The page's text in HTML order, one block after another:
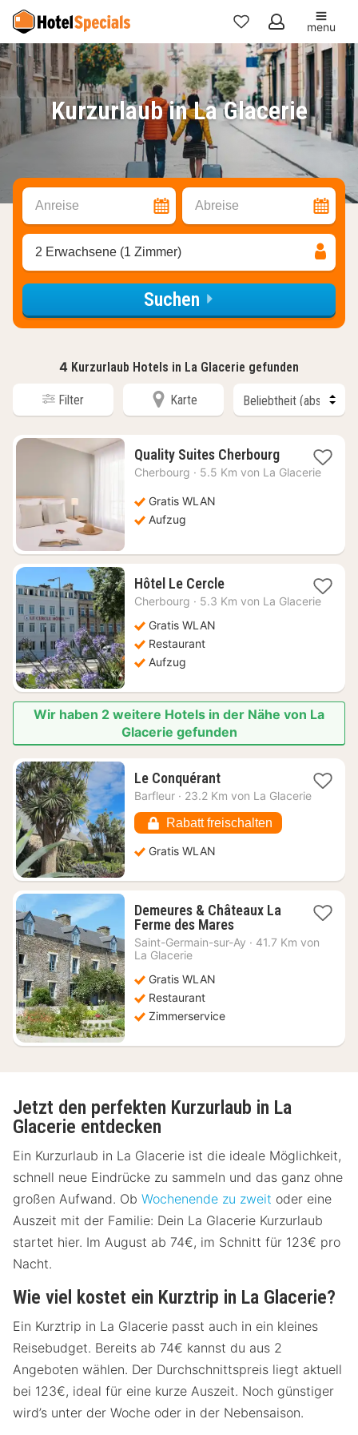
Meine
Favoriten
menu
Kurzurlaub in La Glacerie
Anreise Abreise
2 Erwachsene (1 Zimmer)
Suchen
4 Kurzurlaub Hotels in La Glacerie gefunden
Filter Karte
Quality Suites Cherbourg1
Nacht
Cherbourg · 5.5 Km von La Glacerie
Gratis WLAN
Aufzug
Hôtel Le Cercle1
Nacht
Cherbourg · 5.3 Km von La Glacerie
Gratis WLAN
Restaurant
Aufzug
Wir haben 2 weitere Hotels in der Nähe von La
Glacerie gefunden
Le Conquérant1
Nacht
150,97
€
Barfleur · 23.2 Km von La Glacerie
Rabatt freischalten
Gratis WLAN
Demeures & Châteaux La
Ferme des Mares1
Nacht
ab
Saint-Germain-sur-Ay · 41.7 Km von
La Glacerie
Gratis WLAN
Restaurant
Zimmerservice
Jetzt den perfekten Kurzurlaub in La
Glacerie entdecken
Ein Kurzurlaub in La Glacerie ist die ideale Möglichkeit,
schnell neue Eindrücke zu sammeln und das ganz ohne
großen Aufwand. Ob Wochenende zu zweit oder eine
Auszeit mit der Familie: Dein La Glacerie Kurzurlaub
startet hier. Im August ab 74€, im Schnitt für 123€ pro
Nacht.
Wie viel kostet ein Kurztrip in La Glacerie?
Ein Kurztrip in La Glacerie passt auch in ein kleines
Reisebudget. Bereits ab 74€ kannst du aus 2
Angeboten wählen. Der Durchschnittspreis liegt aktuell
bei 123€, ideal für eine kurze Auszeit. Noch günstiger
wird’s unter der Woche oder in der Nebensaison.